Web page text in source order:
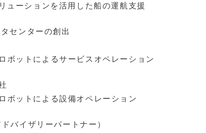
ューションを活用した船の運航支援
センターの創出
ボットによるサービスオペレーション
ボットによる設備オペレーション
バイザリーパートナー）